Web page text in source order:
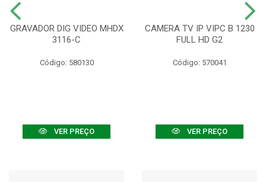
GRAVADOR DIG VIDEO MHDX
3116-C
Código: 580130
VER PREÇO
CAMERA TV IP VIPC B 1230
FULL HD G2
Código: 570041
VER PREÇO